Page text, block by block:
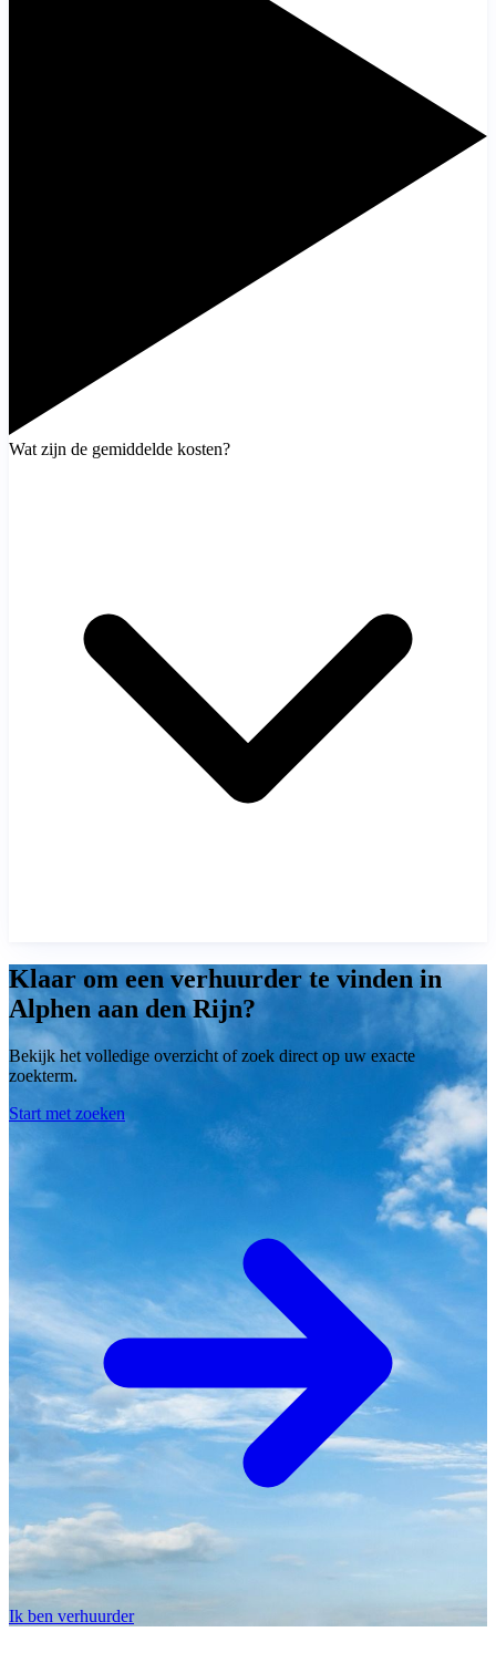
Wat zijn de gemiddelde kosten?
Klaar om een verhuurder te vinden in
Alphen aan den Rijn?
Bekijk het volledige overzicht of zoek direct op uw exacte
zoekterm.
Start met zoeken
Ik ben verhuurder